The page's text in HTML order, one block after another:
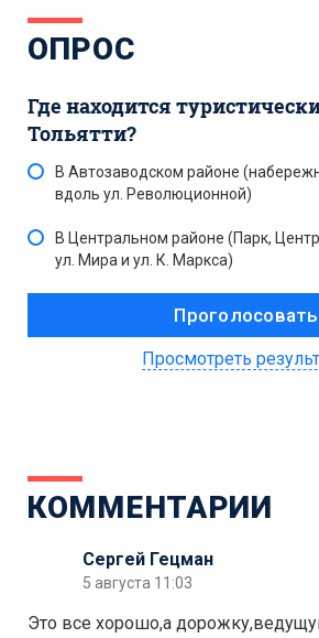
ОПРОС
Где находится
Тольятти?
В Автозаводском районе
вдоль ул. Революционной)
В Центральном районе (Парк,
ул. Мира и ул. К. Маркса)
Просмотреть
КОММЕНТАРИИ
Сергей Гецман
5 августа 11:03
Это все хорошо,а